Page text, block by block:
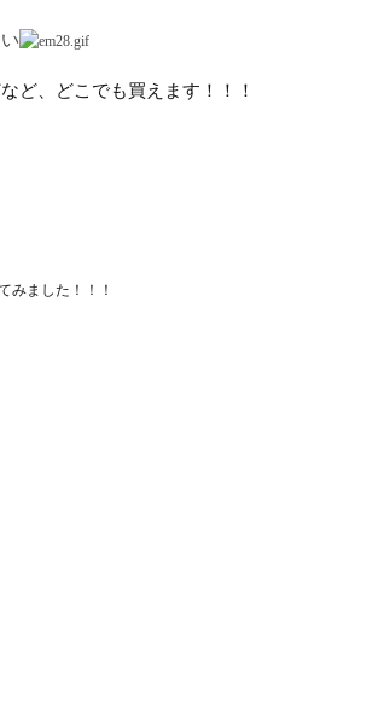
ど、どこでも買えます！！！
みました！！！